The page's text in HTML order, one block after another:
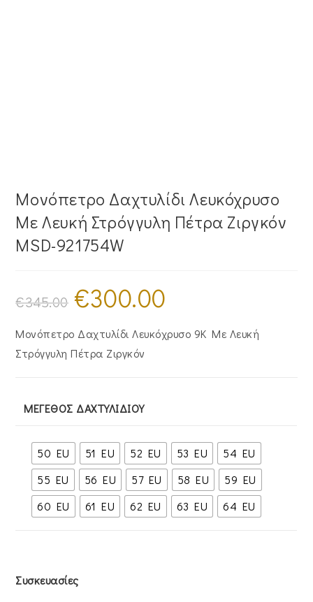
Μονόπετρο Δαχτυλίδι Λευκόχρυσο
Mε Λευκή Στρόγγυλη Πέτρα Ζιργκόν
MSD-921754W
€345.00
Original
price
was:
€300.00
€300.00.
Μονόπετρο Δαχτυλίδι Λευκόχρυσο 9K Mε Λευκή
Στρόγγυλη Πέτρα Ζιργκόν
ΜΈΓΕΘΟΣ ΔΑΧΤΥΛΙΔΙΟΎ
50 EU 51 EU 52 EU 53 EU
54 EU
55 EU
56 EU 57 EU 58 EU
59 EU
60 EU
61 EU 62 EU 63 EU 64 EU
Συσκευασίες